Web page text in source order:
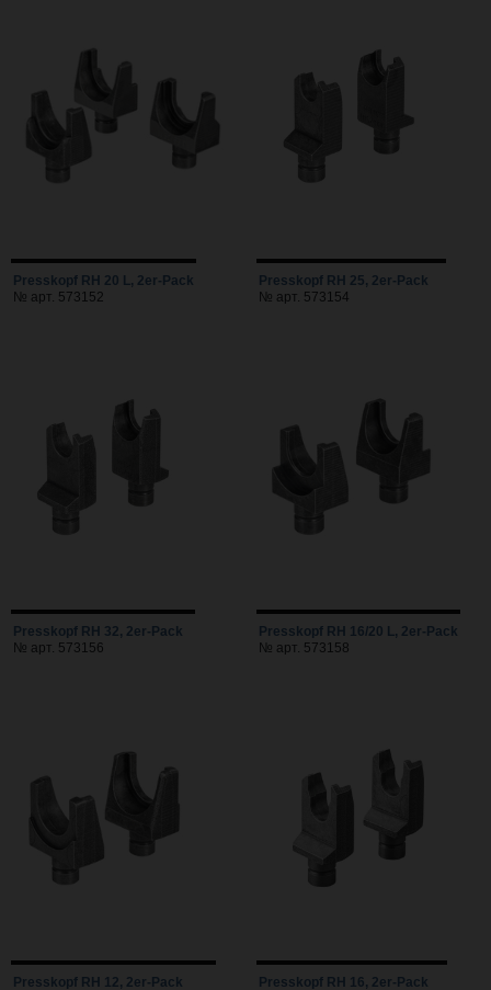
Presskopf RH 20 L, 2er-Pack
№ арт. 573152
Presskopf RH 25, 2er-Pack
№ арт. 573154
Presskopf RH 32, 2er-Pack
№ арт. 573156
Presskopf RH 16/20 L, 2er-Pack
№ арт. 573158
Presskopf RH 12, 2er-Pack
Presskopf RH 16, 2er-Pack